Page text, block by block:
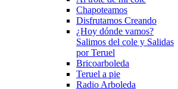
Chapoteamos
Disfrutamos Creando
¿Hoy dónde vamos?
Salimos del cole y Salidas
por Teruel
Bricoarboleda
Teruel a pie
Radio Arboleda